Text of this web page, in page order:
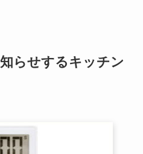
らせするキッチン